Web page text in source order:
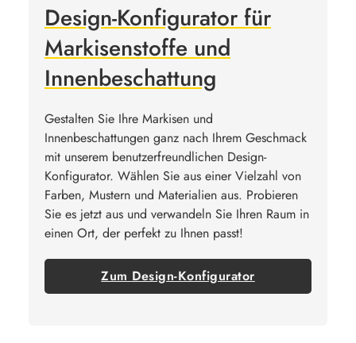
Design-Konfigurator für
Markisenstoffe und
Innenbeschattung
Gestalten Sie Ihre Markisen und
Innenbeschattungen ganz nach Ihrem Geschmack
mit unserem benutzerfreundlichen Design-
Konfigurator. Wählen Sie aus einer Vielzahl von
Farben, Mustern und Materialien aus. Probieren
Sie es jetzt aus und verwandeln Sie Ihren Raum in
einen Ort, der perfekt zu Ihnen passt!
Zum Design-Konfigurator